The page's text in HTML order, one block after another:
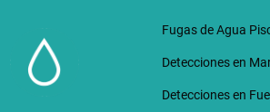
Fugas de Agua
Detecciones en
Detecciones en